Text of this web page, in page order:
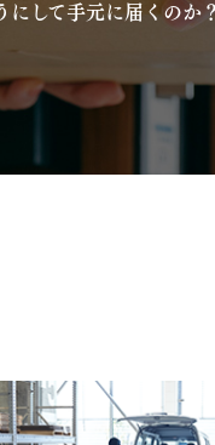
にして手元に届くのか